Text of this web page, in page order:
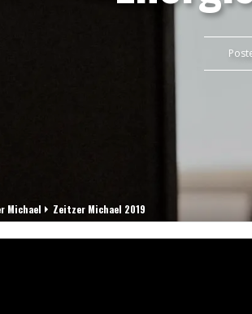
Michael Zeitzer Michael 2019